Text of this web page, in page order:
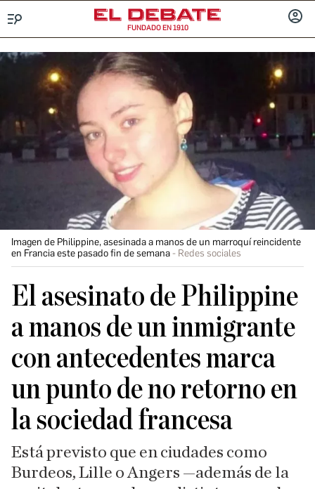
FUNDADO EN 1910
Imagen de Philippine, asesinada a manos de un marroquí reincidente
en Francia este pasado fin de semana
Redes sociales
El asesinato de Philippine
a manos de un inmigrante
con antecedentes marca
un punto de no retorno en
la sociedad francesa
Está previsto que en ciudades como
Burdeos, Lille o Angers —además de la